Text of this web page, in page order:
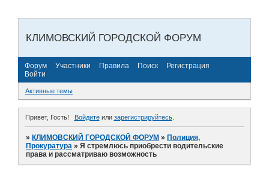
КЛИМОВСКИЙ ГОРОДСКОЙ ФОРУМ
Форум Участники Правила Поиск
Регистрация
Войти
Активные темы
Привет, Гость! Войдитеили зарегистрируйтесь.
»КЛИМОВСКИЙ ГОРОДСКОЙ ФОРУМ »Полиция,
Прокуратура »Я стремлюсь приобрести водительские
права и рассматриваю возможность